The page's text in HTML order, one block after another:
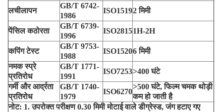
लचीलापन
GB/T 6742-
1986
ISO15192 मिमी
पेंसिल कठोरता
GB/T 6739-
1996
ISO28151H-2H
कपिंग टेस्ट
GB/T 9753-
1988
ISO15206 मिमी
नमक स्प्रे
प्रतिरोध
GB/T 1771-
1991
ISO7253>400 घंटे
गर्मी और आर्द्रता
प्रतिरोध
GB/T 1740-
1979
ISO6270
>500 घंटे, फिल्म चमक थोड़ी
कम हो जाती है
नोट: 1. उपरोक्त परीक्षण 0.30 मिमी मोटाई वाले डीग्रेस्ड, जंग हटाए गए